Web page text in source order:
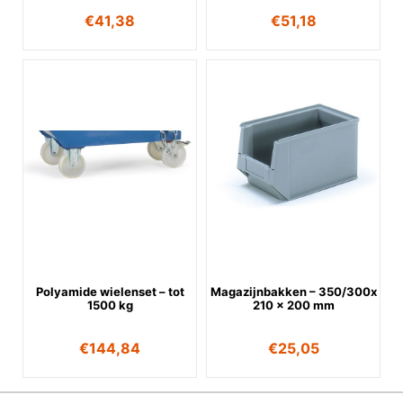
€41,38 €51,18
Polyamide wielenset – tot
1500 kg
€144,84
Magazijnbakken – 350/300x
210 x 200 mm
€25,05